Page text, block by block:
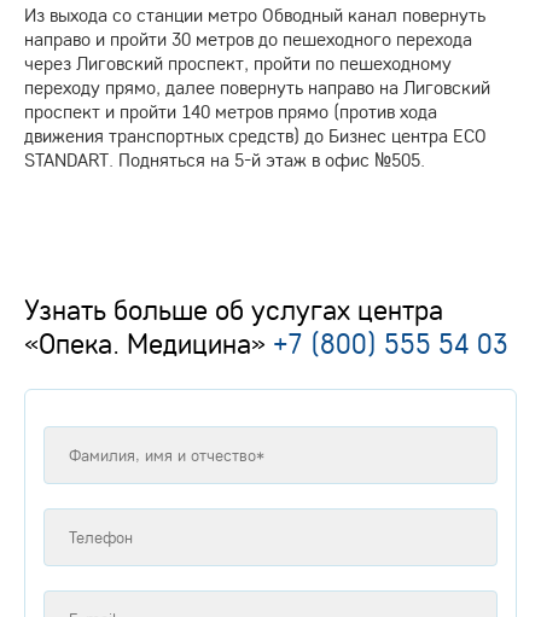
Из выхода со станции метро Обводный канал повернуть
направо и пройти 30 метров до пешеходного перехода
через Лиговский проспект, пройти по пешеходному
переходу прямо, далее повернуть направо на Лиговский
проспект и пройти 140 метров прямо (против хода
движения транспортных средств) до Бизнес центра ECO
STANDART. Подняться на 5-й этаж в офис №505.
Узнать больше об услугах центра
«Опека. Медицина» +7 (800) 555 54 03